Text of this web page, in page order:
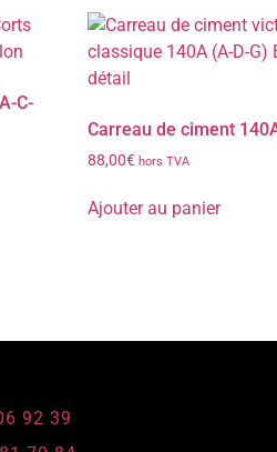
C-
Carreau de ciment
88,00€ hors TVA
Ajouter au panier
92 39